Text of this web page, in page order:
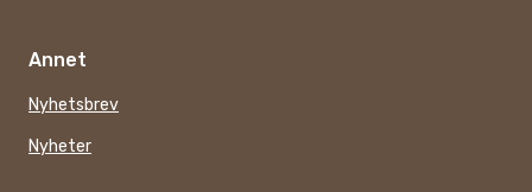
Annet
Nyhetsbrev
Nyheter